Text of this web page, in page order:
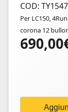
COD:
Per LC150,
corona 12
690,00